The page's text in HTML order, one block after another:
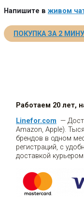
Напишите в живом
ПОКУПКА ЗА 2
Работаем 20 лет,
Linefor.com —
Amazon, Apple).
брендов в одном
регистраций, с
доставкой